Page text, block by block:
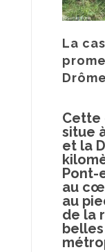
La
Drôme
Cette
situe
et la
Pont-
au
au
de la